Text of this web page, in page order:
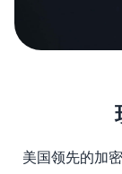
美国领先的加